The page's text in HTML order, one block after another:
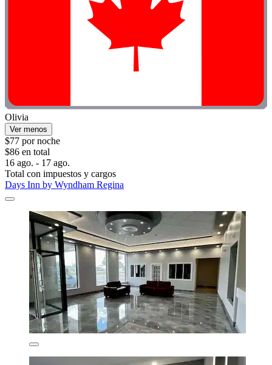
Olivia
Ver menos
$77 por noche
$86 en total
16 ago. - 17 ago.
Total con impuestos y cargos
Days Inn by Wyndham Regina